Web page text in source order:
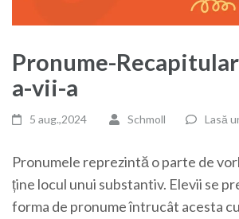
Pronume-
a-vii-a
5 aug.,2024 Schmoll Lasă
Pronumele reprezintă o parte de
ține locul unui substantiv. Elevii se
forma de pronume întrucât acesta